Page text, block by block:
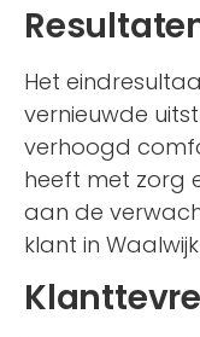
Het
vernieuwde
verhoogd
heeft met zorg
aan de
klant in